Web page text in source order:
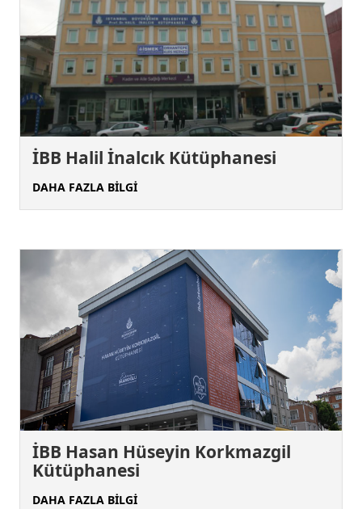
İBB Halil İnalcık Kütüphanesi
DAHA FAZLA BİLGİ
İBB Hasan Hüseyin Korkmazgil
Kütüphanesi
DAHA FAZLA BİLGİ